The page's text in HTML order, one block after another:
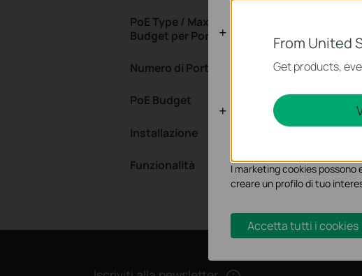
PoE Type / Max PoE
Budget per Port
Numero di Porte PoE
PoE Budget
Installazione
Funzionalità
From United
Get products,
Questi cookies sono
Analytics e
I marketing cookies
creare un profilo di tuo
Accetta tutti i cookies